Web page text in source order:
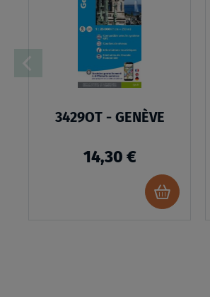
3429OT - GENÈVE
14,30 €
Ajouter
au